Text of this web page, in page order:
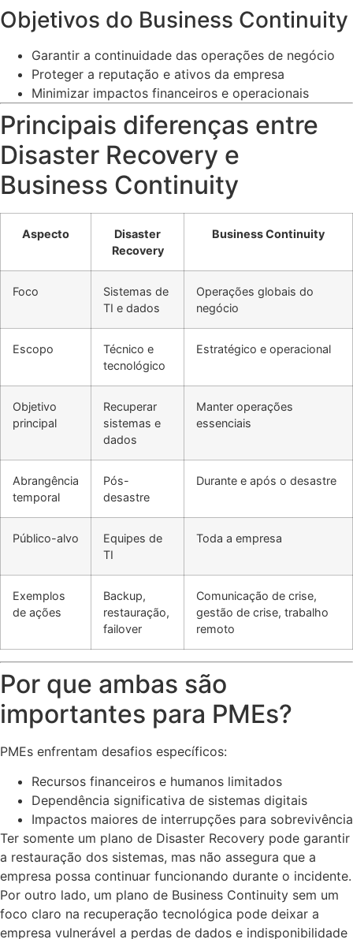
Objetivos do Business Continuity
Garantir a continuidade das operações de negócio
Proteger a reputação e ativos da empresa
Minimizar impactos financeiros e operacionais
Principais diferenças entre
Disaster Recovery e
Business Continuity
Aspecto
Disaster
Recovery
Business Continuity
Foco
Sistemas de
TI e dados
Operações globais do
negócio
Escopo
Técnico e
tecnológico
Estratégico e operacional
Objetivo
principal
Recuperar
sistemas e
dados
Manter operações
essenciais
Abrangência
temporal
Pós-
desastre
Durante e após o desastre
Público-alvo
Equipes de
TI
Toda a empresa
Exemplos
de ações
Backup,
restauração,
failover
Comunicação de crise,
gestão de crise, trabalho
remoto
Por que ambas são
importantes para PMEs?
PMEs enfrentam desafios específicos:
Recursos financeiros e humanos limitados
Dependência significativa de sistemas digitais
Impactos maiores de interrupções para sobrevivência
Ter somente um plano de Disaster Recovery pode garantir
a restauração dos sistemas, mas não assegura que a
empresa possa continuar funcionando durante o incidente.
Por outro lado, um plano de Business Continuity sem um
foco claro na recuperação tecnológica pode deixar a
empresa vulnerável a perdas de dados e indisponibilidade